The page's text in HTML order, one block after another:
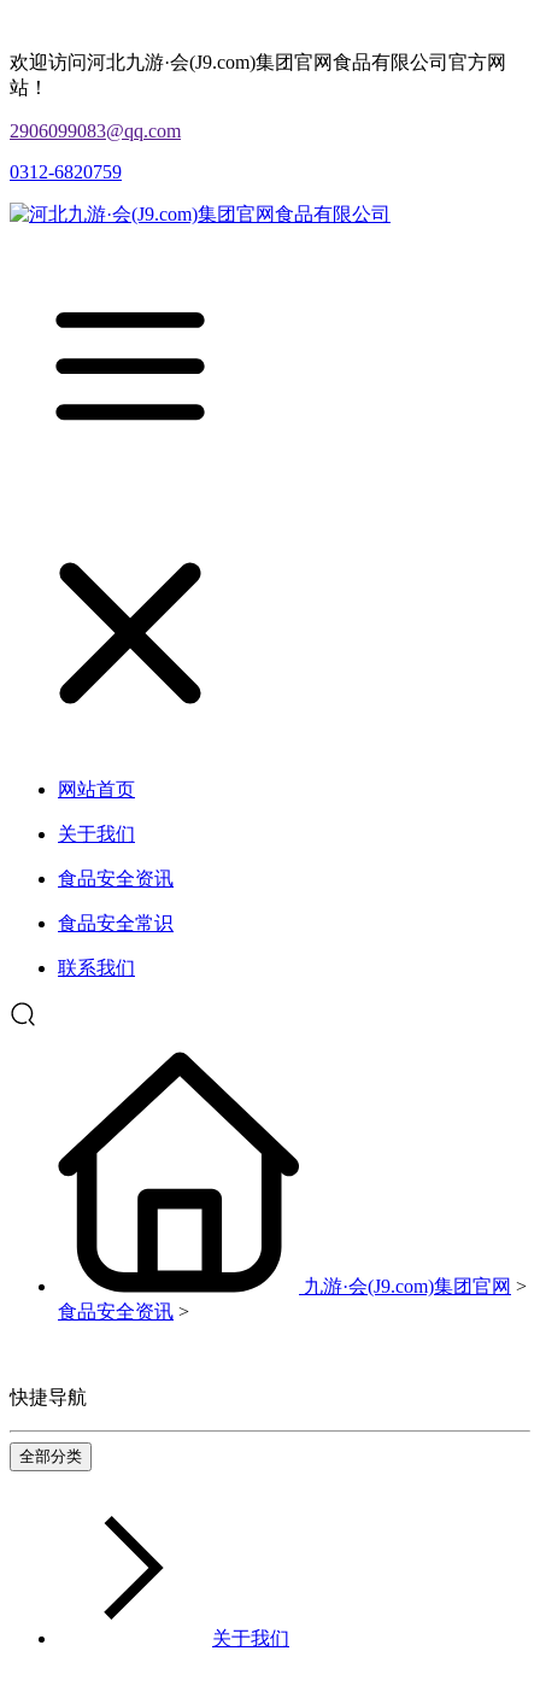
欢迎访问河北九游·会(J9.com)集团官网食品有限公司官方网
站！
2906099083@qq.com
0312-6820759
网站首页
关于我们
食品安全资讯
食品安全常识
联系我们
九游·会(J9.com)集团官网 >
食品安全资讯 >
快捷导航
全部分类
关于我们